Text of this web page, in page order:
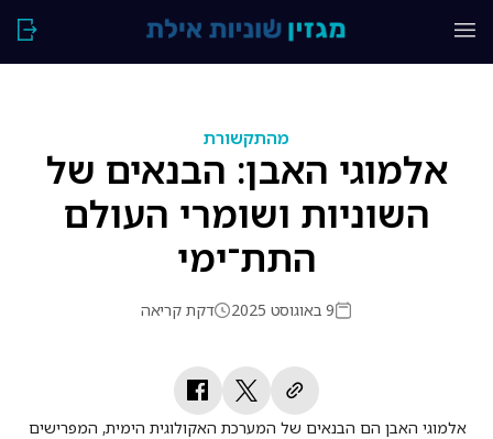
מהתקשורת
אלמוגי האבן: הבנאים של
השוניות ושומרי העולם
התת־ימי
9 באוגוסט 2025 דקת קריאה
אלמוגי האבן הם הבנאים של המערכת האקולוגית הימית, המפרישים